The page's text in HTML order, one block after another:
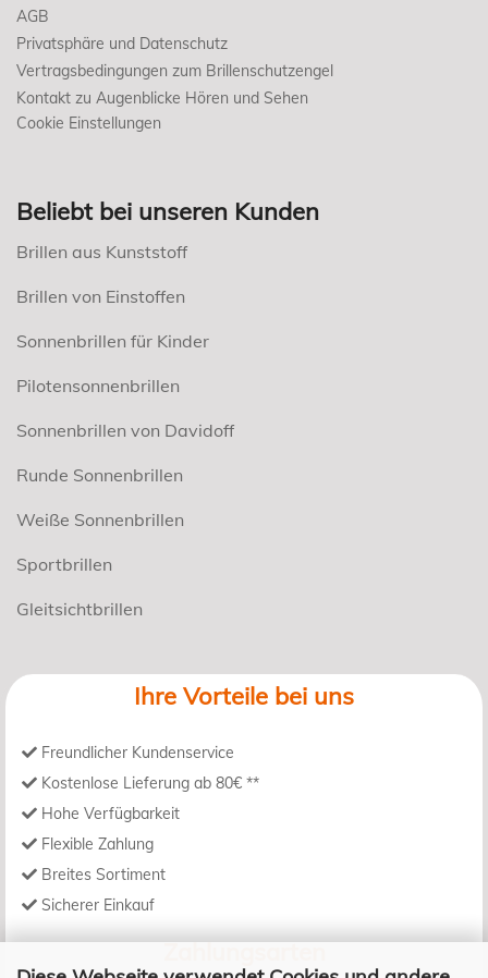
AGB
Privatsphäre und Datenschutz
Vertragsbedingungen zum Brillenschutzengel
Kontakt zu Augenblicke Hören und Sehen
Cookie Einstellungen
Beliebt bei unseren Kunden
Brillen aus Kunststoff
Brillen von Einstoffen
Sonnenbrillen für Kinder
Pilotensonnenbrillen
Sonnenbrillen von Davidoff
Runde Sonnenbrillen
Weiße Sonnenbrillen
Sportbrillen
Gleitsichtbrillen
Ihre Vorteile bei uns
Freundlicher Kundenservice
Kostenlose Lieferung ab 80€ **
Hohe Verfügbarkeit
Flexible Zahlung
Breites Sortiment
Sicherer Einkauf
Zahlungsarten